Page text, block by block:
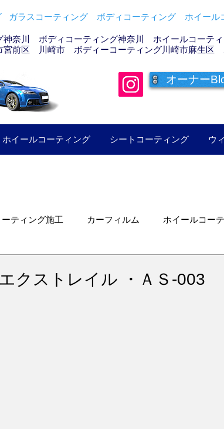
ガラスコーティング ボディコーティング ホイー
神奈川 ボディコーティング神奈川 ホイールコーテ
前区 川崎市 ボディーコーティング川崎市麻生区
オーナー
ホイールコーティング シートコーティング ウ
ティング施工 カーフィルム ホイールコー
クストレイル ・ＡＳ-003